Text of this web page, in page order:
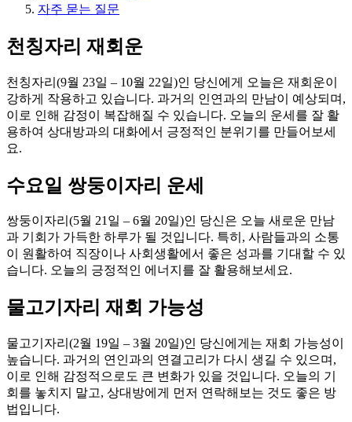
자주 묻는 질문
천칭자리 재회운
천칭자리(9월 23일 – 10월 22일)인 당신에게 오늘은 재회운이
강하게 작용하고 있습니다. 과거의 인연과의 만남이 예상되며,
이로 인해 감정이 복잡해질 수 있습니다. 오늘의 운세를 잘 활
용하여 상대방과의 대화에서 긍정적인 분위기를 만들어보세
요.
수요일 쌍둥이자리 운세
쌍둥이자리(5월 21일 – 6월 20일)인 당신은 오늘 새로운 만남
과 기회가 가득한 하루가 될 것입니다. 특히, 사람들과의 소통
이 원활하여 직장이나 사회생활에서 좋은 성과를 기대할 수 있
습니다. 오늘의 긍정적인 에너지를 잘 활용해보세요.
물고기자리 재회 가능성
물고기자리(2월 19일 – 3월 20일)인 당신에게는 재회 가능성이
높습니다. 과거의 연인과의 연결고리가 다시 생길 수 있으며,
이로 인해 감정적으로도 큰 변화가 있을 것입니다. 오늘의 기
회를 놓치지 말고, 상대방에게 먼저 연락해보는 것도 좋은 방
법입니다.